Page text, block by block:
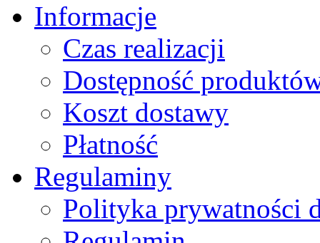
Informacje
Czas realizacji
Dostępność
Koszt dostawy
Płatność
Regulaminy
Polityka prywatności